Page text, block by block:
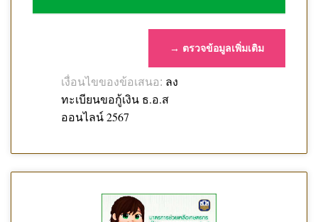
→ ตรวจข้อมูลเพิ่มเติม
เงื่อนไขของข้อเสนอ: ลง
ทะเบียนขอกู้เงิน ธ.อ.ส
ออนไลน์ 2567